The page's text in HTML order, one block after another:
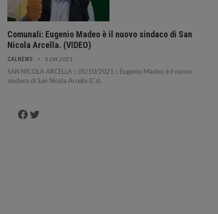
Comunali: Eugenio Madeo è il nuovo sindaco di San
Nicola Arcella. (VIDEO)
CALNEWS 5 Ott 2021
SAN NICOLA ARCELLA :: 05/10/2021 :: Eugenio Madeo è il nuovo
sindaco di San Nicola Arcella (Cs).
Facebook
Twitter